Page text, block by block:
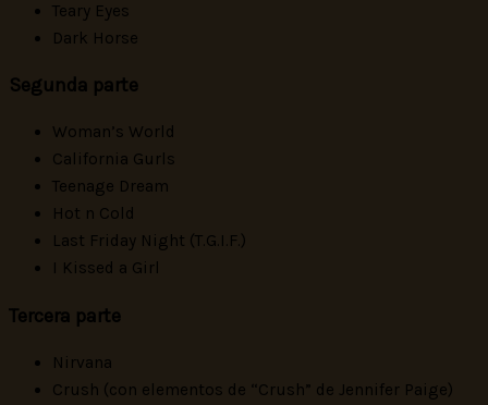
Teary Eyes
Dark Horse
Segunda parte
Woman’s World
California Gurls
Teenage Dream
Hot n Cold
Last Friday Night (T.G.I.F.)
I Kissed a Girl
Tercera parte
Nirvana
Crush (con elementos de “Crush” de Jennifer Paige)